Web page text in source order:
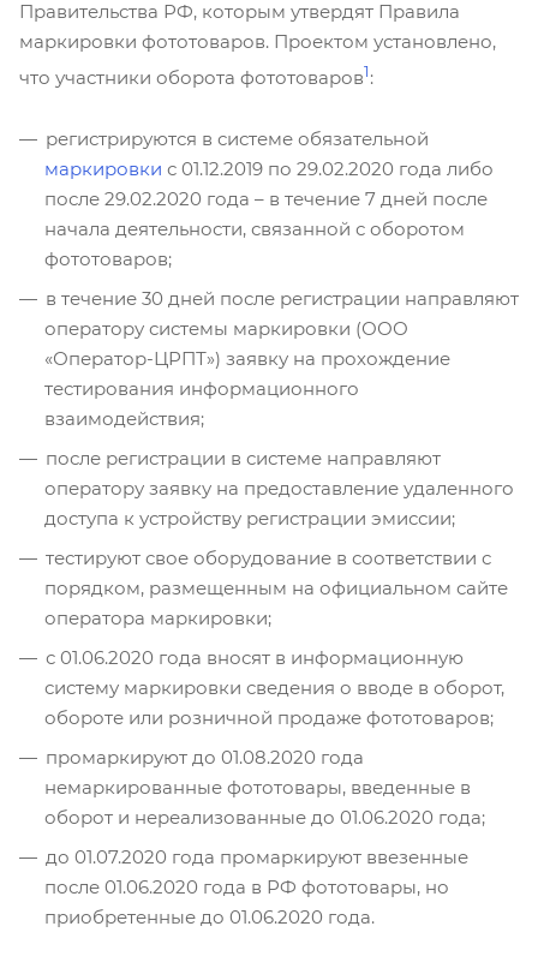
Правительства РФ, которым утвердят Правила
маркировки фототоваров. Проектом установлено,
что участники оборота фототоваров1 :
регистрируются в системе обязательной
маркировки с 01.12.2019 по 29.02.2020 года либо
после 29.02.2020 года – в течение 7 дней после
начала деятельности, связанной с оборотом
фототоваров;
в течение 30 дней после регистрации направляют
оператору системы маркировки (ООО
«Оператор-ЦРПТ») заявку на прохождение
тестирования информационного
взаимодействия;
после регистрации в системе направляют
оператору заявку на предоставление удаленного
доступа к устройству регистрации эмиссии;
тестируют свое оборудование в соответствии с
порядком, размещенным на официальном сайте
оператора маркировки;
с 01.06.2020 года вносят в информационную
систему маркировки сведения о вводе в оборот,
обороте или розничной продаже фототоваров;
промаркируют до 01.08.2020 года
немаркированные фототовары, введенные в
оборот и нереализованные до 01.06.2020 года;
до 01.07.2020 года промаркируют ввезенные
после 01.06.2020 года в РФ фототовары, но
приобретенные до 01.06.2020 года.